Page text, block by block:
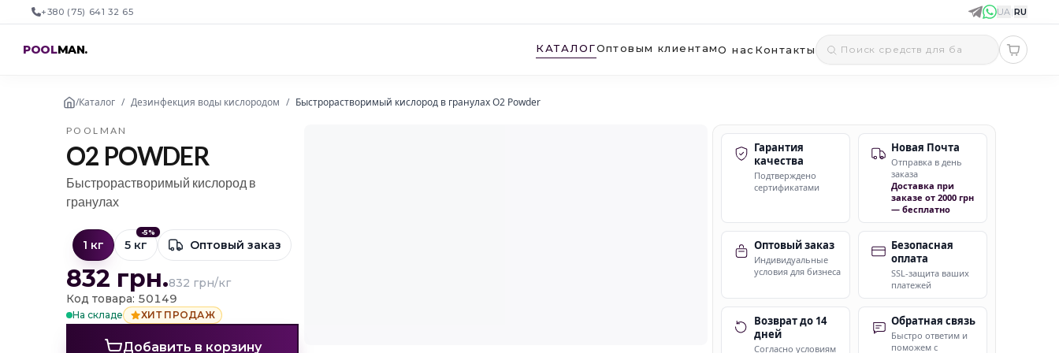
+380 (75) 641 32 65 UA|RU
POOLMAN. КАТАЛОГОптовым клиентамО нас Контакты
/Каталог / Дезинфекция воды кислородом / Быстрорастворимый кислород в гранулах O2 Powder
POOLMAN
O2 POWDER
Быстрорастворимый кислород в
гранулах
1 кг
-5%
5 кг Оптовый заказ
832 грн.832 грн/кг
Код товара: 50149
На складе ХИТ ПРОДАЖ
Добавить в корзину
Гарантия
качества
Подтверждено
сертификатами
Новая Почта
Отправка в день
заказа
Доставка при
заказе от 2000 грн
— бесплатно
Оптовый заказ
Индивидуальные
условия для бизнеса
Безопасная
оплата
SSL-защита ваших
платежей
Возврат до 14
дней
Согласно условиям
Обратная связь
Быстро ответим и
поможем с